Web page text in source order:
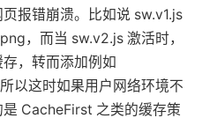
报错崩溃。比如说 sw.v1.js
，而当 sw.v2.js 激活时，
，转而添加例如
以这时如果用户网络环境不
CacheFirst 之类的缓存策